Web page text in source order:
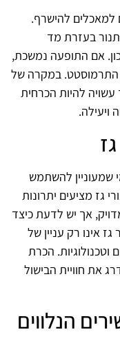
למאכלים להישרף.
בעזרת מד
אם התופעה נמשכת,
התרמוסטט. במקרה של
עשויה להיות הכרחית
ויעילה.
שמעוניין להשתמש
גז מציעים יתרונות
אך יש לדעת כיצד
אינו רק עניין של
הכרת
את חוויית הבישול
הנלווים